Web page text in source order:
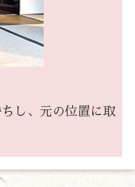
し、元の位置に取